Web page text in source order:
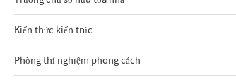
Kiến thức kiến trúc
Phòng thí nghiệm phong cách